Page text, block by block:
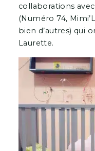
collaborations
(Numéro 74,
bien d’autres) qui
Laurette.